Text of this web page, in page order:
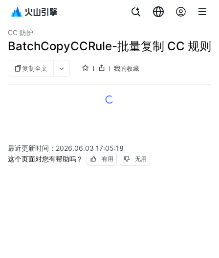
Web应用防火墙
CC 防护
BatchCopyCCRule-批量复制 CC 规则
复制全文 我的收藏
最近更新时间： 2026.06.03 17:05:18
这个页面对您有帮助吗？
有用 无用